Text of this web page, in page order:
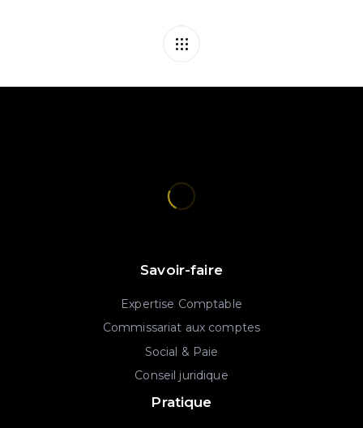
Savoir-faire
Expertise Comptable
Commissariat aux comptes
Social & Paie
Conseil juridique
Pratique